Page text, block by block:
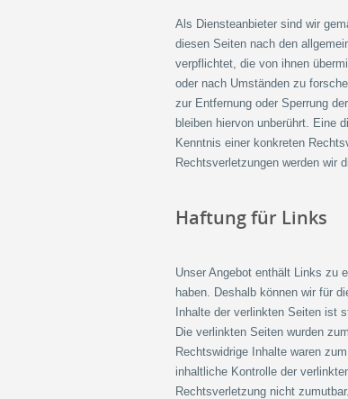
Als Diensteanbieter sind wir
diesen Seiten nach den
verpflichtet, die von ihnen
oder nach Umständen zu
zur Entfernung oder Sperrung
bleiben hiervon unberührt. Eine
Kenntnis einer konkreten
Rechtsverletzungen werden wir
Haftung für Links
Unser Angebot enthält Links zu
haben. Deshalb können wir für
Inhalte der verlinkten Seiten ist
Die verlinkten Seiten wurden
Rechtswidrige Inhalte waren
inhaltliche Kontrolle der
Rechtsverletzung nicht